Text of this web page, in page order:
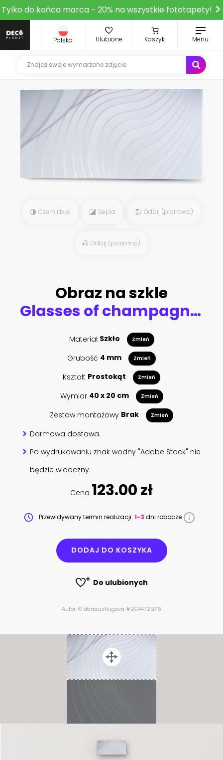
Tylko do końca marca - 20% na wszystkie fototapety!
Polska Ulubione Koszyk Menu
Czerń i biel Sepia Odbij (pionowo)
Odbij (poziomo)
Obraz na szkle
Glasses of champagne and strawberry with chocolate set. Watercolor hand drawn illustration, isolated on white background
Materiał Szkło Zmień
Grubość 4 mm Zmień
Kształt Prostokąt Zmień
Wymiar 40 x 20 cm Zmień
Zestaw montażowy Brak Zmień
Darmowa dostawa.
Po wydrukowaniu znak wodny "Adobe Stock" nie
będzie widoczny.
Cena 123.00 zł
Przewidywany termin realizacji: 1-3 dni robocze
DODAJ DO KOSZYKA
Do ulubionych
Autor: © dariaustiugova #204472976